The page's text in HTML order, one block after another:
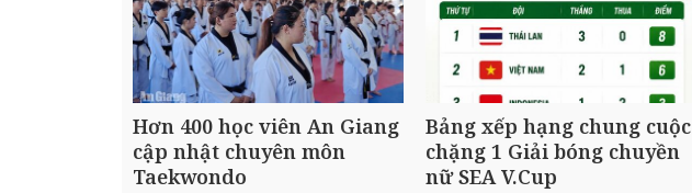
Hơn 400 học viên An Giang
cập nhật chuyên môn
Taekwondo
Bảng xếp hạng chung cuộc
chặng 1 Giải bóng chuyền
nữ SEA V.Cup